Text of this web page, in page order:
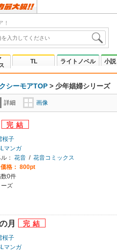
！
TL ライトノベル 小
シーモアTOP > 少年娼婦シリーズ
詳細 画像
桜子
マンガ
： 花音 / 花音コミックス
価格： 800pt
0件
ズ
月
桜子
マンガ